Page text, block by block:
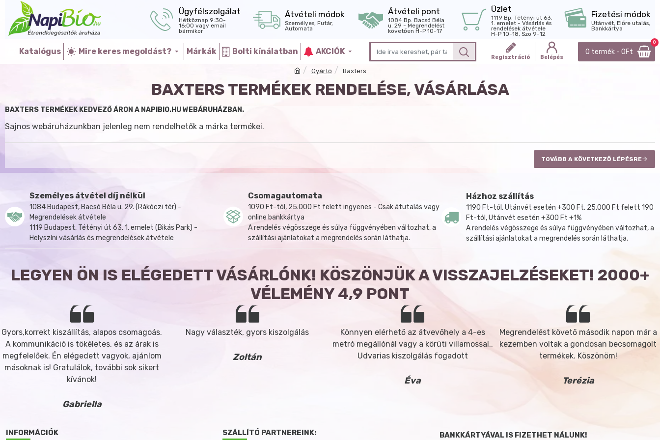
Ügyfélszolgálat
Hétköznap 9:30-
16:00 vagy email
bármikor
Átvételi módok
Személyes, Futár,
Automata
Átvételi pont
1084 Bp. Bacsó Béla
u. 29 - Megrendelést
követően H-P 10-17
Üzlet
1119 Bp. Tétényi út 63.
1. emelet - Vásárlás és
rendelések átvétele
H-P 10-18, Szo 9-12
Fizetési módok
Utánvét, Előre utalás,
Bankkártya
Katalógus Mire keres megoldást? Márkák Bolti kínálatban AKCIÓK
Regisztráció Belépés
0 termék - 0Ft
0
Gyártó Baxters
BAXTERS TERMÉKEK RENDELÉSE, VÁSÁRLÁSA
BAXTERS TERMÉKEK KEDVEZŐ ÁRON A NAPIBIO.HU WEBÁRUHÁZBAN.
Sajnos webáruházunkban jelenleg nem rendelhetők a márka termékei.
TOVÁBB A KÖVETKEZŐ LÉPÉSRE
Személyes átvétel díj nélkül
1084 Budapest, Bacsó Béla u. 29. (Rákóczi tér) -
Megrendelések átvétele
1119 Budapest, Tétényi út 63. 1. emelet (Bikás Park) -
Helyszíni vásárlás és megrendelések átvétele
Csomagautomata
1090 Ft-tól, 25.000 Ft felett ingyenes - Csak átutalás vagy
online bankkártya
A rendelés végösszege és súlya függvényében változhat, a
szállítási ajánlatokat a megrendelés során láthatja.
Házhoz szállítás
1190 Ft-tól, Utánvét esetén +300 Ft, 25.000 Ft felett 190
Ft-tól, Utánvét esetén +300 Ft +1%
A rendelés végösszege és súlya függvényében változhat, a
szállítási ajánlatokat a megrendelés során láthatja.
LEGYEN ÖN IS ELÉGEDETT VÁSÁRLÓNK! KÖSZÖNJÜK A VISSZAJELZÉSEKET! 2000+
VÉLEMÉNY 4,9 PONT
Gyors,korrekt kiszállítás, alapos csomagoás.
A kommunikáció is tökéletes, és az árak is
megfelelőek. Én elégedett vagyok, ajánlom
másoknak is! Gratulálok, további sok sikert
kívánok!
Gabriella
Nagy választék, gyors kiszolgálás
Zoltán
Könnyen elérhető az átvevőhely a 4-es
metró megállónál vagy a körúti villamossal..
Udvarias kiszolgálás fogadott
Éva
Megrendelést követő második napon már a
kezemben voltak a gondosan becsomagolt
termékek. Köszönöm!
Terézia
INFORMÁCIÓK SZÁLLÍTÓ PARTNEREINK: BANKKÁRTYÁVAL IS FIZETHET NÁLUNK!